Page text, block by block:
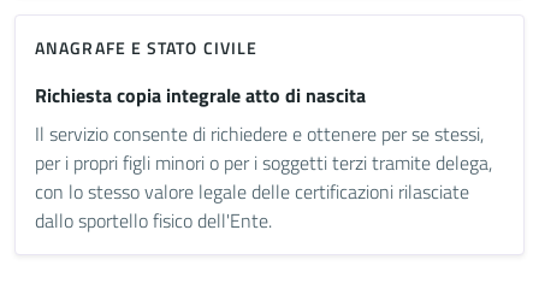
ANAGRAFE E STATO CIVILE
Richiesta copia integrale atto di nascita
Il servizio consente di richiedere e ottenere per se stessi,
per i propri figli minori o per i soggetti terzi tramite delega,
con lo stesso valore legale delle certificazioni rilasciate
dallo sportello fisico dell'Ente.